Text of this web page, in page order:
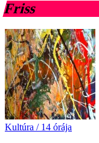
Friss
Kultúra / 14 órája